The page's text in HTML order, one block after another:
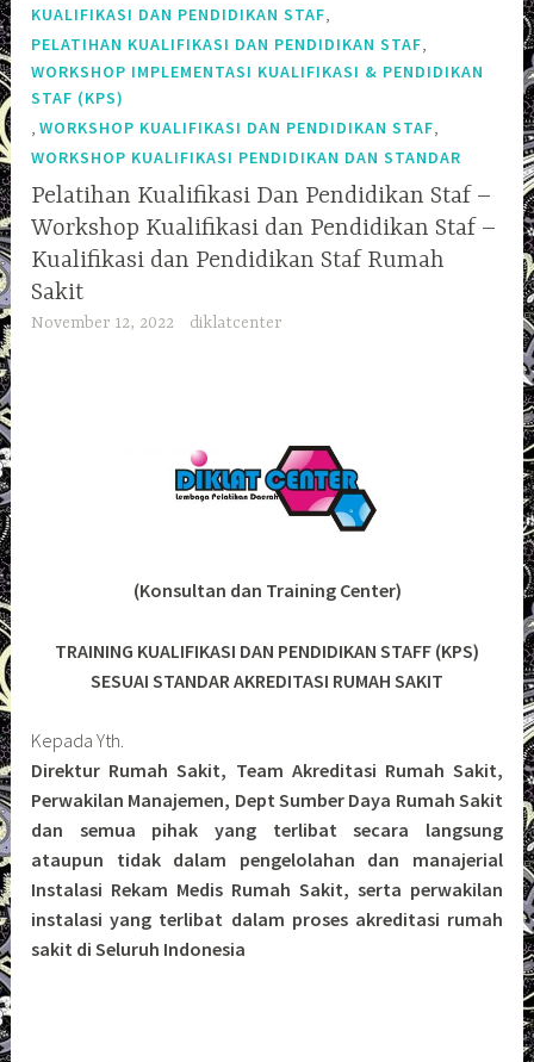
KUALIFIKASI DAN PENDIDIKAN STAF,
PELATIHAN KUALIFIKASI DAN PENDIDIKAN STAF,
WORKSHOP IMPLEMENTASI KUALIFIKASI & PENDIDIKAN
STAF (KPS)
,WORKSHOP KUALIFIKASI DAN PENDIDIKAN STAF,
WORKSHOP KUALIFIKASI PENDIDIKAN DAN STANDAR
Pelatihan Kualifikasi Dan Pendidikan Staf –
Workshop Kualifikasi dan Pendidikan Staf –
Kualifikasi dan Pendidikan Staf Rumah
Sakit
November 12, 2022 diklatcenter
(Konsultan dan Training Center)
TRAINING KUALIFIKASI DAN PENDIDIKAN STAFF (KPS)
SESUAI STANDAR AKREDITASI RUMAH SAKIT
Kepada Yth.
Direktur Rumah Sakit, Team Akreditasi Rumah Sakit,
Perwakilan Manajemen, Dept Sumber Daya Rumah Sakit
dan semua pihak yang terlibat secara langsung
ataupun tidak dalam pengelolahan dan manajerial
Instalasi Rekam Medis Rumah Sakit, serta perwakilan
instalasi yang terlibat dalam proses akreditasi rumah
sakit di Seluruh Indonesia